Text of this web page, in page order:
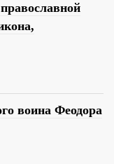
воина Феодора